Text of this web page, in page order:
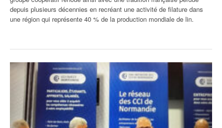
depuis plusieurs décennies en recréant une activité de filature dans
une région qui représente 40 % de la production mondiale de lin.